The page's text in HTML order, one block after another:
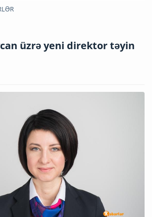
üzrə yeni direktor təyin